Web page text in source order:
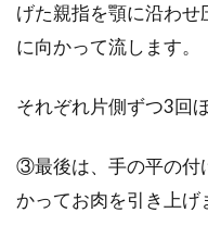
げた親指を顎に沿わ
に向かって流します。
それぞれ片側ずつ3回
③最後は、手の平の付
かってお肉を引き上げ